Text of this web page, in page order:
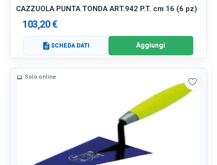
CAZZUOLA PUNTA TONDA ART.942 P.T. cm 16 (6 pz)
103,20 €
description SCHEDA DATI Aggiungi
Solo online